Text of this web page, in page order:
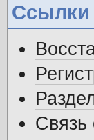
Ссылки
Связь